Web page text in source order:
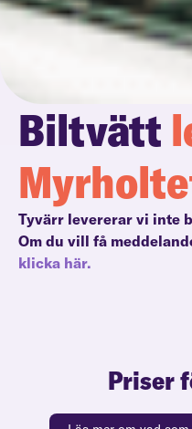
Biltvätt
Tyvärr levererar vi inte
Om du vill få
klicka här.
Priser